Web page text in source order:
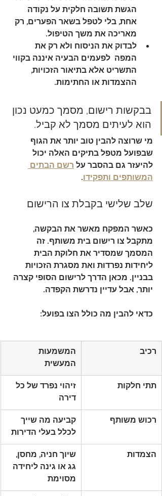
הגשת תשובה חלקית על נקודה
אחת, בלי לטפל בשאר הפערים, רק
מאריכה את משך הטיפול.
לבדוק את הניסוח ולא רק את
המפה
  לפעמים הבעיה איננה בקווי
התשריט אלא בתיאור הזכויות,
ההצמדות או החתימות.
בבקשות רישום, מסמך כמעט נכון
הוא לעיתים מסמך לא קביל.
מי שרוצה להבין טוב יותר את הגוף
שבפועל מטפל בתיקים האלה יכול
להיעזר גם בהסבר על רשם הבתים
המשותפים ותפקידו.
שלב שלישי בקבלת צו הרישום
כאשר המפקח מאשר את הבקשה,
מתקבל צו רישום בית משותף. זה
המסמך שמסדיר את חלוקת הבית
ליחידות נפרדות ואת מסגרת הזכויות
בבניין. מכאן הדרך לרישום הסופי קצרה
יותר, אבל עדיין נדרשת הקפדה.
כדאי להבין מה כולל הצו בפועל:
רכיב
המשמעות
המעשית
תתי חלקות
זיהוי נפרד של כל
דירה
רכוש משותף
קביעה מה שייך
לכלל בעלי הדירות
הצמדות
שיוך חניה, מחסן,
גג או גינה ליחידה
מסוימת